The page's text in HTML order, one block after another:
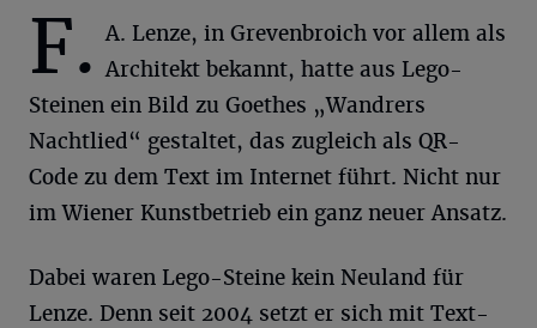
F. A. Lenze, in Grevenbroich vor allem als
Architekt bekannt, hatte aus Lego-
Steinen ein Bild zu Goethes „Wandrers
Nachtlied“ gestaltet, das zugleich als QR-
Code zu dem Text im Internet führt. Nicht nur
im Wiener Kunstbetrieb ein ganz neuer Ansatz.
Dabei waren Lego-Steine kein Neuland für
Lenze. Denn seit 2004 setzt er sich mit Text-